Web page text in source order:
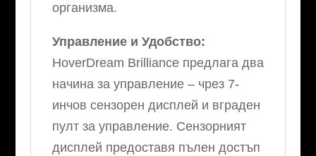
организма.
Управление и Удобство:
HoverDream Brilliance предлага два
начина за управление – чрез 7-
инчов сензорен дисплей и вграден
пулт за управление. Сензорният
дисплей предоставя пълен достъп